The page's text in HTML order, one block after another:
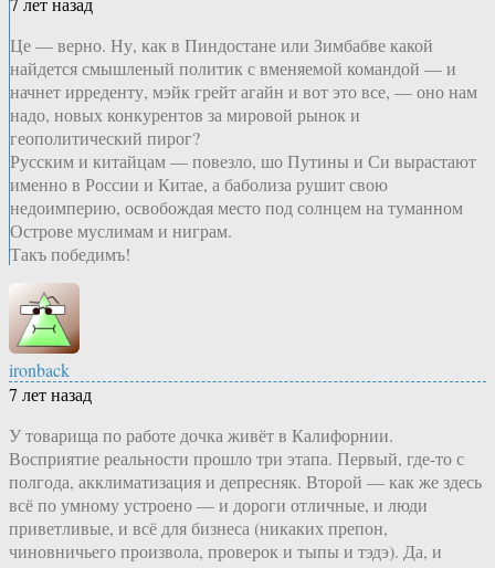
Це — верно. Ну, как в Пиндостане или Зимбабве какой
найдется смышленый политик с вменяемой командой — и
начнет ирреденту, мэйк грейт агайн и вот это все, — оно нам
надо, новых конкурентов за мировой рынок и
геополитический пирог?
Русским и китайцам — повезло, шо Путины и Си вырастают
именно в России и Китае, а баболиза рушит свою
недоимперию, освобождая место под солнцем на туманном
Острове муслимам и ниграм.
Такъ победимъ!
ironback
7 лет назад
У товарища по работе дочка живёт в Калифорнии.
Восприятие реальности прошло три этапа. Первый, где-то с
полгода, акклиматизация и депресняк. Второй — как же здесь
всё по умному устроено — и дороги отличные, и люди
приветливые, и всё для бизнеса (никаких препон,
чиновничьего произвола, проверок и тыпы и тэдэ). Да, и